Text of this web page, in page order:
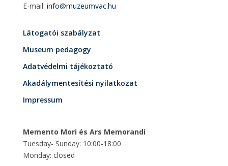
E-mail: info@muzeumvac.hu
Látogatói szabályzat
Museum pedagogy
Adatvédelmi tájékoztató
Akadálymentesítési nyilatkozat
Impressum
Memento Mori és Ars Memorandi
Tuesday- Sunday: 10:00-18:00
Monday: closed